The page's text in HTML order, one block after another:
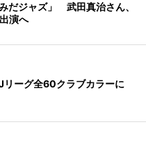
だジャズ」 武田真治さん、
演へ
リーグ全60クラブカラーに